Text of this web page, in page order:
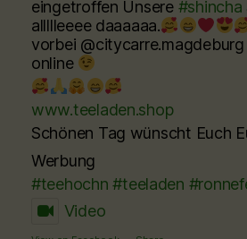
eingetroffen Unsere #shincha
allllleeee daaaaaa.
vorbei
online
www.teeladen.shop
Schönen Tag wünscht Euch
Werbung
#teehochn #teeladen
Video